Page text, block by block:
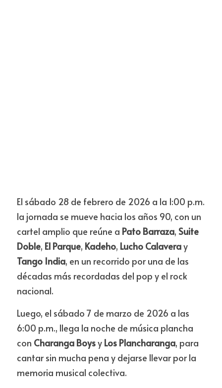
El sábado 28 de febrero de 2026 a la 1:00 p.m.
la jornada se mueve hacia los años 90, con un
cartel amplio que reúne a Pato Barraza, Suite
Doble, El Parque, Kadeho, Lucho Calavera
Tango India, en un recorrido por una de las
décadas más recordadas del pop y el rock
nacional.
Luego, el sábado 7 de marzo de 2026 a las
6:00 p.m., llega la noche de música plancha
con Charanga Boys y Los Plancharanga, para
cantar sin mucha pena y dejarse llevar por la
memoria musical colectiva.